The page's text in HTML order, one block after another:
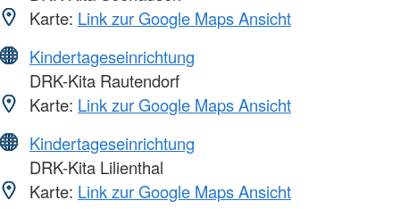
Karte: Link zur Google Maps Ansicht
Kindertageseinrichtung
DRK-Kita Rautendorf
Karte: Link zur Google Maps Ansicht
Kindertageseinrichtung
DRK-Kita Lilienthal
Karte: Link zur Google Maps Ansicht